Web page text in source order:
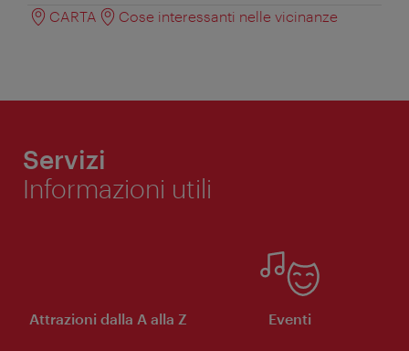
CARTA
Cose interessanti nelle vicinanze
Servizi
Informazioni utili
Attrazioni dalla A alla Z Eventi